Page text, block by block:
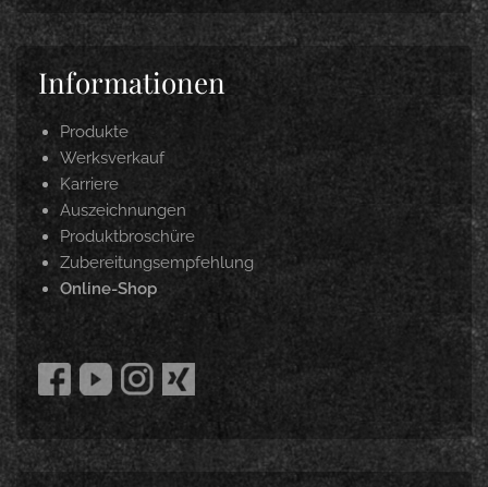
Informationen
Produkte
Werksverkauf
Karriere
Auszeichnungen
Produktbroschüre
Zubereitungsempfehlung
Online-Shop